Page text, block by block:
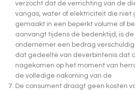
verzocht dat de verrichting van de
vangas, water of elektriciteit die niet
gemaakt in een beperkt volume of
aanvangt tijdens de bedenktijd, is
ondernemer een bedrag
dat gedeelte van deverbintenis dat
nagekomen op het moment van
de volledige nakoming van de
De consument draagt geen kosten